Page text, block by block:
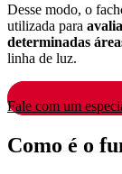
Desse modo, o
utilizada para
determinadas
linha de luz.
Fale com um
Como é o